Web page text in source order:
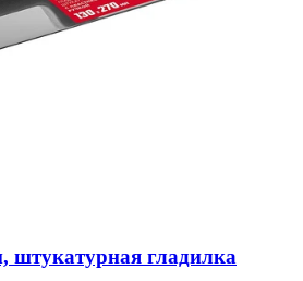
штукатурная гладилка